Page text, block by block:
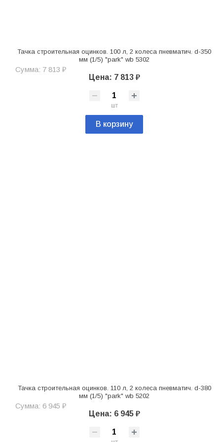
Тачка строительная оцинков. 100 л, 2 колеса пневматич. d-350
мм (1/5) "park" wb 5302
Сумма: 7 813 ₽
Цена: 7 813 ₽
шт
В корзину
Тачка строительная оцинков. 110 л, 2 колеса пневматич. d-380
мм (1/5) "park" wb 5202
Сумма: 6 945 ₽
Цена: 6 945 ₽